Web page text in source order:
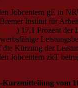
Jobcentern gE in
Institut für
BIAJ) 17,1 Prozent der
die Kürzung der
Jobcentern zkT
-Kurzmitteilung vom